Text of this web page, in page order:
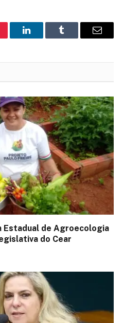
LinkedInTumblr Email
de Agroecologia
do Cear